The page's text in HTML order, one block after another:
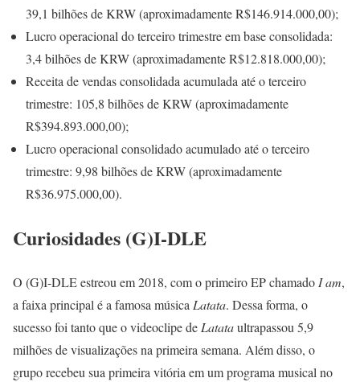
39,1 bilhões de KRW (aproximadamente R$146.914.000,00);
Lucro operacional do terceiro trimestre em base consolidada:
3,4 bilhões de KRW (aproximadamente R$12.818.000,00);
Receita de vendas consolidada acumulada até o terceiro
trimestre: 105,8 bilhões de KRW (aproximadamente
R$394.893.000,00);
Lucro operacional consolidado acumulado até o terceiro
trimestre: 9,98 bilhões de KRW (aproximadamente
R$36.975.000,00).
Curiosidades (G)I-DLE
O (G)I-DLE estreou em 2018, com o primeiro EP chamado I am,
a faixa principal é a famosa música Latata. Dessa forma, o
sucesso foi tanto que o videoclipe de Latataultrapassou 5,9
milhões de visualizações na primeira semana. Além disso, o
grupo recebeu sua primeira vitória em um programa musical no